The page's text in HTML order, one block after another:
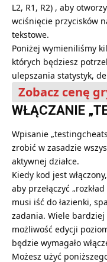
L2, R1, R2) , aby
wciśnięcie przycisków
tekstowe.
Poniżej wymieniliśmy
których będziesz
ulepszania statystyk,
Zobacz cenę
WŁĄCZANIE
Wpisanie
zrobić w zasadzie
aktywnej działce.
Kiedy kod jest
aby przełączyć
musi iść do łazienki,
zadania. Wiele bardziej
możliwość edycji
będzie wymagało
Możesz użyć